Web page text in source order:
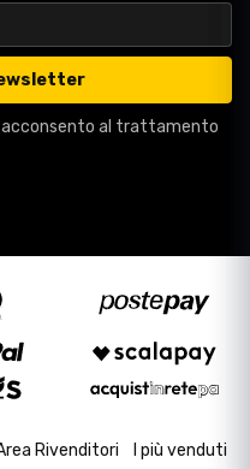
acconsento al trattamento
Rivenditori I più venduti